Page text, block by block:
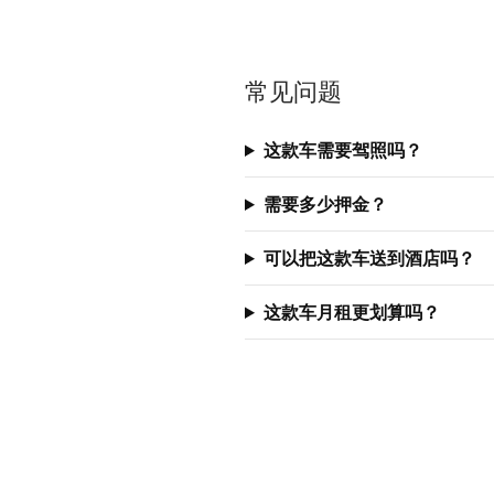
常见问题
这款车需要驾照吗？
需要多少押金？
可以把这款车送到酒店吗？
这款车月租更划算吗？